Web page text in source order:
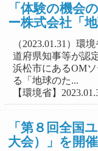
「体験の機会
ー株式会社「
（2023.01.31）環
道府県知事等が認
浜松市にあるOM
る「地球のた...
【環境省】
「第８回全国
大会）」を開催